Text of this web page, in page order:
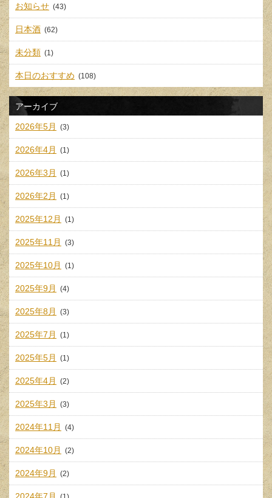
お知らせ (43)
日本酒 (62)
未分類 (1)
本日のおすすめ (108)
アーカイブ
2026年5月 (3)
2026年4月 (1)
2026年3月 (1)
2026年2月 (1)
2025年12月 (1)
2025年11月 (3)
2025年10月 (1)
2025年9月 (4)
2025年8月 (3)
2025年7月 (1)
2025年5月 (1)
2025年4月 (2)
2025年3月 (3)
2024年11月 (4)
2024年10月 (2)
2024年9月 (2)